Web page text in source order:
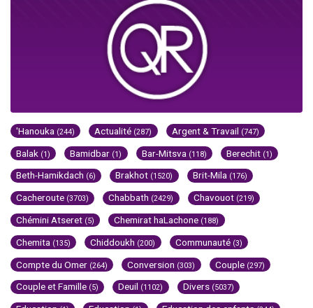
'Hanouka (244) Actualité (287) Argent & Travail (747)
Balak (1) Bamidbar (1) Bar-Mitsva (118) Berechit (1)
Beth-Hamikdach (6) Brakhot (1520) Brit-Mila (176)
Cacheroute (3703) Chabbath (2429) Chavouot (219)
Chémini Atseret (5) Chemirat haLachone (188)
Chemita (135) Chiddoukh (200) Communauté (3)
Compte du Omer (264) Conversion (303) Couple (297)
Couple et Famille (5) Deuil (1102) Divers (5037)